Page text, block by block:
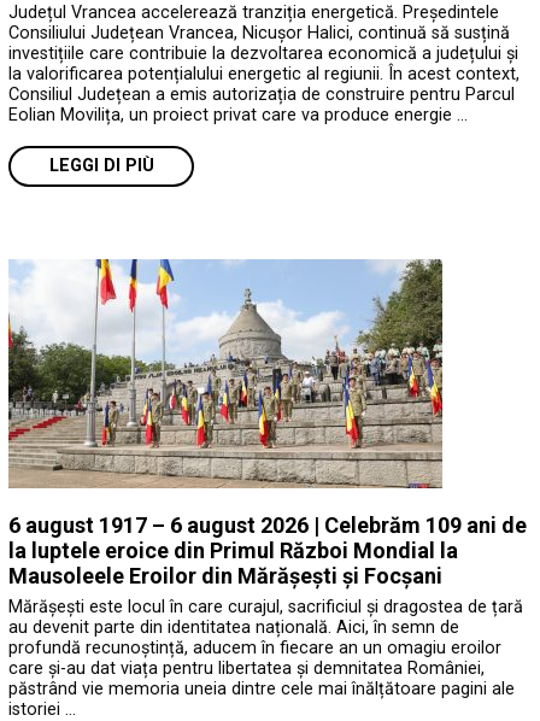
Județul Vrancea accelerează tranziția energetică. Președintele
Consiliului Județean Vrancea, Nicușor Halici, continuă să susțină
investițiile care contribuie la dezvoltarea economică a județului și
la valorificarea potențialului energetic al regiunii. În acest context,
Consiliul Județean a emis autorizația de construire pentru Parcul
Eolian Movilița, un proiect privat care va produce energie …
LEGGI DI PIÙ
6 august 1917 – 6 august 2026 | Celebrăm 109 ani de
la luptele eroice din Primul Război Mondial la
Mausoleele Eroilor din Mărășești și Focșani
Mărășești este locul în care curajul, sacrificiul și dragostea de țară
au devenit parte din identitatea națională. Aici, în semn de
profundă recunoștință, aducem în fiecare an un omagiu eroilor
care și-au dat viața pentru libertatea și demnitatea României,
păstrând vie memoria uneia dintre cele mai înălțătoare pagini ale
istoriei …